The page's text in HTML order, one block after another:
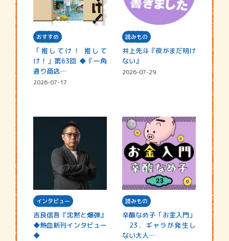
おすすめ
「推してけ！ 推して
け！」第63回 ◆『一角
通り商店…
2026-07-17
読みもの
井上先斗『夜がまだ明け
ない』
2026-07-29
インタビュー
吉良信吾『沈黙と爆弾』
◆熱血新刊インタビュー
◆
読みもの
辛酸なめ子「お金入門」
23．ギャラが発生し
ない大人…